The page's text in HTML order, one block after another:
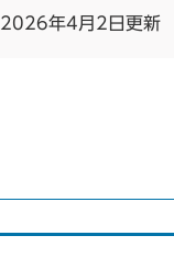
2026年4月2日更新